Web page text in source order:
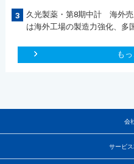
3
久光製薬・第8期中計 海外
は海外工場の製造力強化、多
も
会
サービ